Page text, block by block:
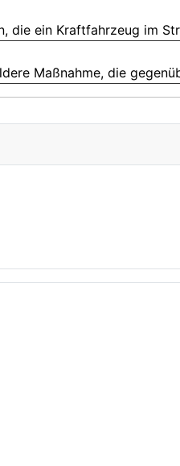
die ein Kraftfahrzeug im
Maßnahme, die